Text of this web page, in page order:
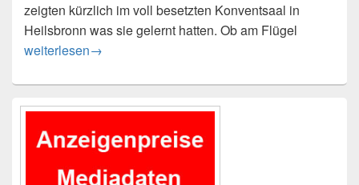
zeigten kürzlich im voll besetzten Konventsaal in
Heilsbronn was sie gelernt hatten. Ob am Flügel
Schüler der Musikwelt Bokhyan bewiesen ihr Können
weiterlesen→
Primärer
Widgetbereich